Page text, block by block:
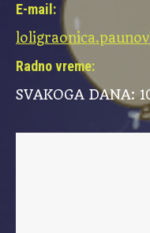
E-mail:
Radno vreme:
SVAKOGA DANA: